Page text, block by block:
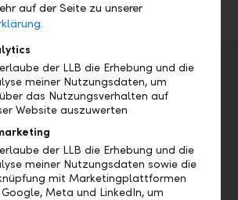
Landesbank AG (LLB) ist das
im Fürstentum Liechtenstein.
das Land Liechtenstein. Die Aktien sind
LLBN). Die LLB-Gruppe bietet
Dienstleistungen im Wealth
Universalbank, im Private Banking,
bei Fund Services. Mit 1'523
auf der Seite zu unserer
der LLB die Erhebung und die
meiner Nutzungsdaten, um
das Nutzungsverhalten auf
Website auszuwerten
der LLB die Erhebung und die
meiner Nutzungsdaten sowie die
mit Marketingplattformen
Meta und LinkedIn, um